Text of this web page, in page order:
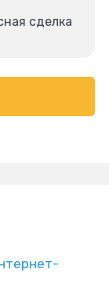
сделка